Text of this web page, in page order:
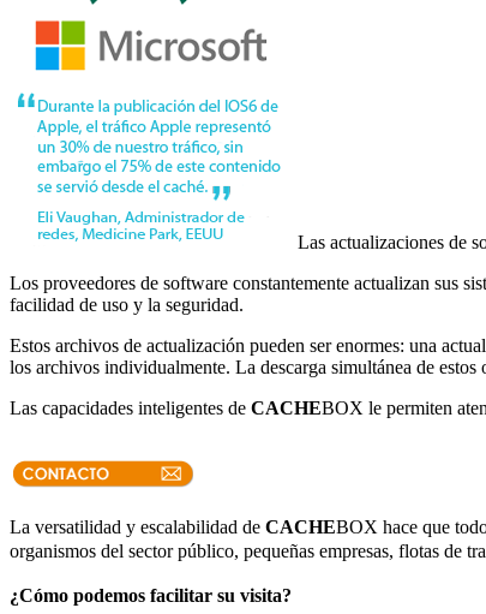
Las actualizaciones de
Los proveedores de software constantemente actualizan sus
facilidad de uso y la seguridad.
Estos archivos de actualización pueden ser enormes: una
los archivos individualmente. La descarga simultánea de estos
Las capacidades inteligentes de CACHEBOX le permiten
La versatilidad y escalabilidad de CACHEBOX hace que
organismos del sector público, pequeñas empresas, flotas de
¿Cómo podemos facilitar su visita?